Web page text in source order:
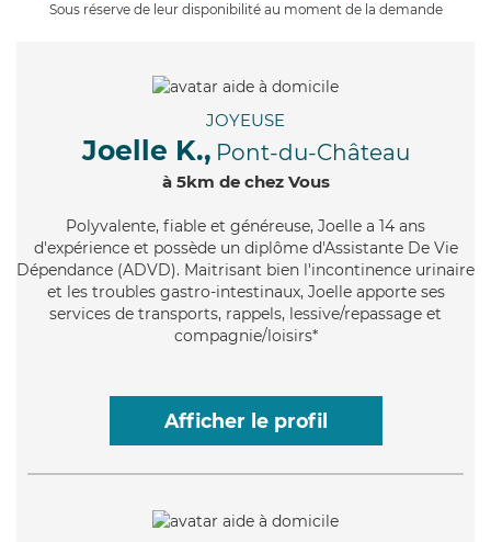
Sous réserve de leur disponibilité au moment de la demande
JOYEUSE
Joelle K., Pont-du-Château
à 5km de chez Vous
Polyvalente, fiable et généreuse, Joelle a 14 ans
d'expérience et possède un diplôme d'Assistante De Vie
Dépendance (ADVD). Maitrisant bien l'incontinence urinaire
et les troubles gastro-intestinaux, Joelle apporte ses
services de transports, rappels, lessive/repassage et
compagnie/loisirs*
Afficher le profil